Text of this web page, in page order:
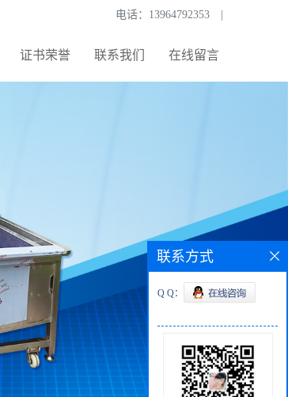
电话： 13964792353
证书荣誉 联系我们 在线留言
联系方式
Q Q：